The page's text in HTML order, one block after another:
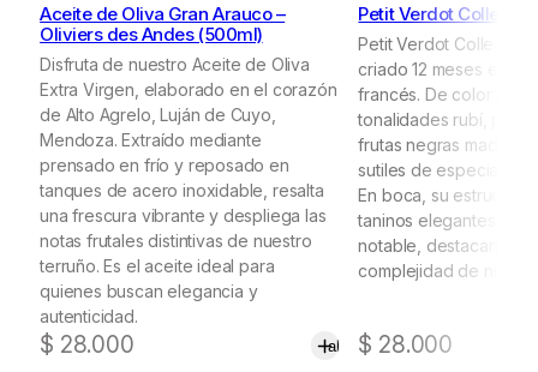
Aceite de Oliva Gran Arauco –
Oliviers des Andes (500ml)
Disfruta de nuestro Aceite de Oliva
Extra Virgen, elaborado en el corazón
de Alto Agrelo, Luján de Cuyo,
Mendoza. Extraído mediante
prensado en frío y reposado en
tanques de acero inoxidable, resalta
una frescura vibrante y despliega las
notas frutales distintivas de nuestro
terruño. Es el aceite ideal para
quienes buscan elegancia y
autenticidad.
$ 28.000
al
Petit Verdot
Petit Verdot Collection
criado 12 meses en
francés. De color
tonalidades rubí,
frutas negras
sutiles de especias y
En boca, su estructura
taninos elegantes y
notable, destacando
complejidad de
$ 28.000